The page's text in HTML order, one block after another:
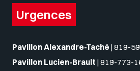
Urgences
Pavillon Alexandre-Taché | 819-
Pavillon Lucien-Brault | 819-773-